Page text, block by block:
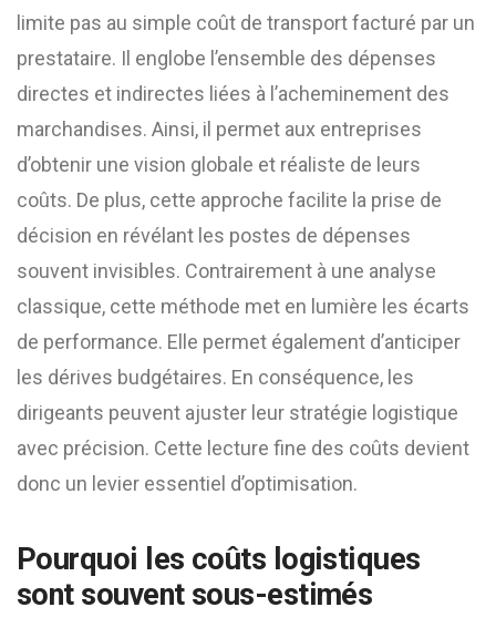
limite pas au simple coût de transport facturé par un
prestataire. Il englobe l’ensemble des dépenses
directes et indirectes liées à l’acheminement des
marchandises. Ainsi, il permet aux entreprises
d’obtenir une vision globale et réaliste de leurs
coûts. De plus, cette approche facilite la prise de
décision en révélant les postes de dépenses
souvent invisibles. Contrairement à une analyse
classique, cette méthode met en lumière les écarts
de performance. Elle permet également d’anticiper
les dérives budgétaires. En conséquence, les
dirigeants peuvent ajuster leur stratégie logistique
avec précision. Cette lecture fine des coûts devient
donc un levier essentiel d’optimisation.
Pourquoi les coûts logistiques
sont souvent sous-estimés